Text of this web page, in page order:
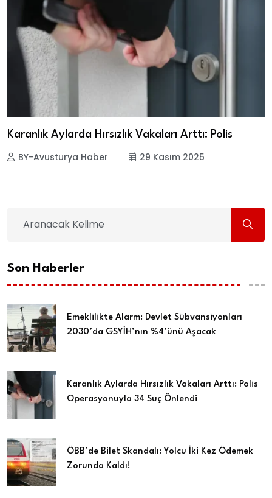
Karanlık Aylarda Hırsızlık Vakaları Arttı: Polis
BY-Avusturya Haber 29 Kasım 2025
Son Haberler
Emeklilikte Alarm: Devlet Sübvansiyonları
2030’da GSYİH’nın %4’ünü Aşacak
Karanlık Aylarda Hırsızlık Vakaları Arttı: Polis
Operasyonuyla 34 Suç Önlendi
ÖBB’de Bilet Skandalı: Yolcu İki Kez Ödemek
Zorunda Kaldı!